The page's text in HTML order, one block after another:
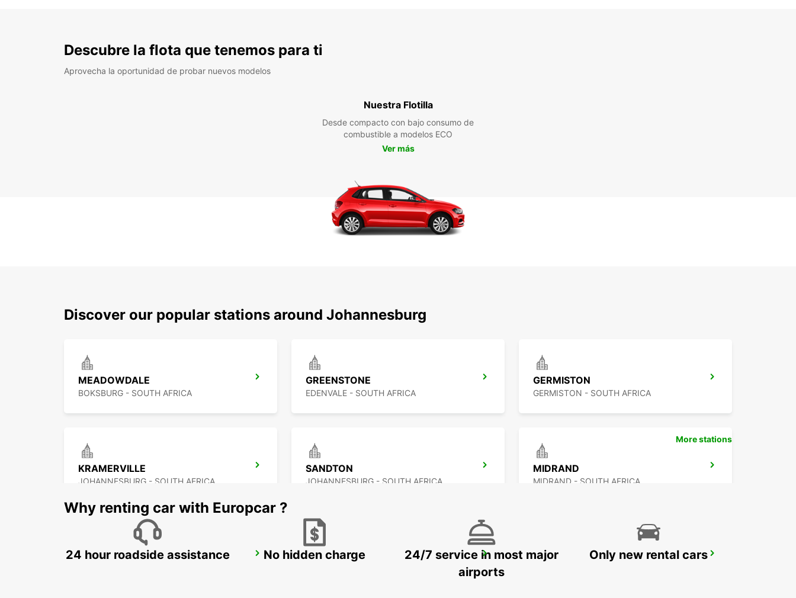
Descubre la flota que tenemos para ti
Aprovecha la oportunidad de probar nuevos modelos
Nuestra Flotilla
Desde compacto con bajo consumo de
combustible a modelos ECO
Ver más
Discover our popular stations around Johannesburg
MEADOWDALE
BOKSBURG - SOUTH AFRICA
GREENSTONE
EDENVALE - SOUTH AFRICA
GERMISTON
GERMISTON - SOUTH AFRICA
KRAMERVILLE
JOHANNESBURG - SOUTH AFRICA
SANDTON
JOHANNESBURG - SOUTH AFRICA
MIDRAND
MIDRAND - SOUTH AFRICA
BRAAMFONTEIN FOURWAYS RANDBURG
More stations
Why renting car with Europcar ?
24 hour roadside assistance No hidden charge
24/7 service in most major
airports
Only new rental cars